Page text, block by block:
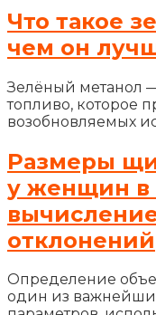
Что такое
чем он
Зелёный метанол
топливо, которое
возобновляемых
Размеры
у женщин
отклонений
Определение
один из